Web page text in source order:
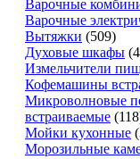
Варочные
Варочные
Вытяжки (509)
Духовые шкафы
Измельчители
Кофемашины
Микроволновые
встраиваемые
Мойки кухонные
Морозильные